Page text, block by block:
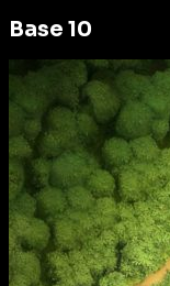
Base 10